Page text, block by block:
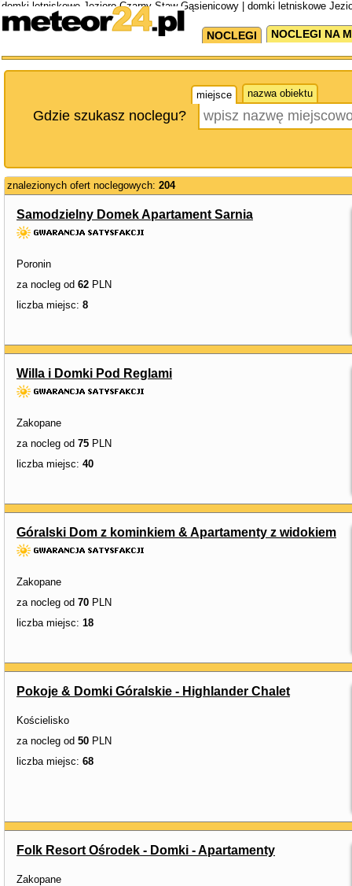
domki letniskowe Jezioro Czarny Staw Gąsienicowy | domki letniskowe
Gąsienicowy
NOCLEGI NOCLEGI NA
miejsce nazwa obiektu
Gdzie szukasz noclegu?
znalezionych ofert noclegowych: 204
Samodzielny Domek Apartament Sarnia
Poronin
za nocleg od 62 PLN
liczba miejsc: 8
Willa i Domki Pod Reglami
Zakopane
za nocleg od 75 PLN
liczba miejsc: 40
Góralski Dom z kominkiem & Apartamenty z widokiem
Zakopane
za nocleg od 70 PLN
liczba miejsc: 18
Pokoje & Domki Góralskie - Highlander Chalet
Kościelisko
za nocleg od 50 PLN
liczba miejsc: 68
Folk Resort Ośrodek - Domki - Apartamenty
Zakopane